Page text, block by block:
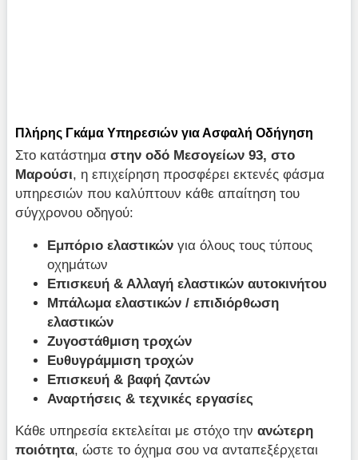
Πλήρης Γκάμα Υπηρεσιών για Ασφαλή Οδήγηση
Στο κατάστημαστην οδό Μεσογείων 93, στο
Μαρούσι, η επιχείρηση προσφέρει εκτενές φάσμα
υπηρεσιών που καλύπτουν κάθε απαίτηση του
σύγχρονου οδηγού:
Εμπόριο ελαστικών για όλους τους τύπους
οχημάτων
Επισκευή & Αλλαγή ελαστικών αυτοκινήτου
Μπάλωμα ελαστικών / επιδιόρθωση
ελαστικών
Ζυγοστάθμιση τροχών
Ευθυγράμμιση τροχών
Επισκευή & βαφή ζαντών
Αναρτήσεις & τεχνικές εργασίες
Κάθε υπηρεσία εκτελείται με στόχο τηνανώτερη
ποιότητα, ώστε το όχημα σου να ανταπεξέρχεται